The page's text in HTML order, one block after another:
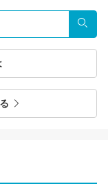
検索